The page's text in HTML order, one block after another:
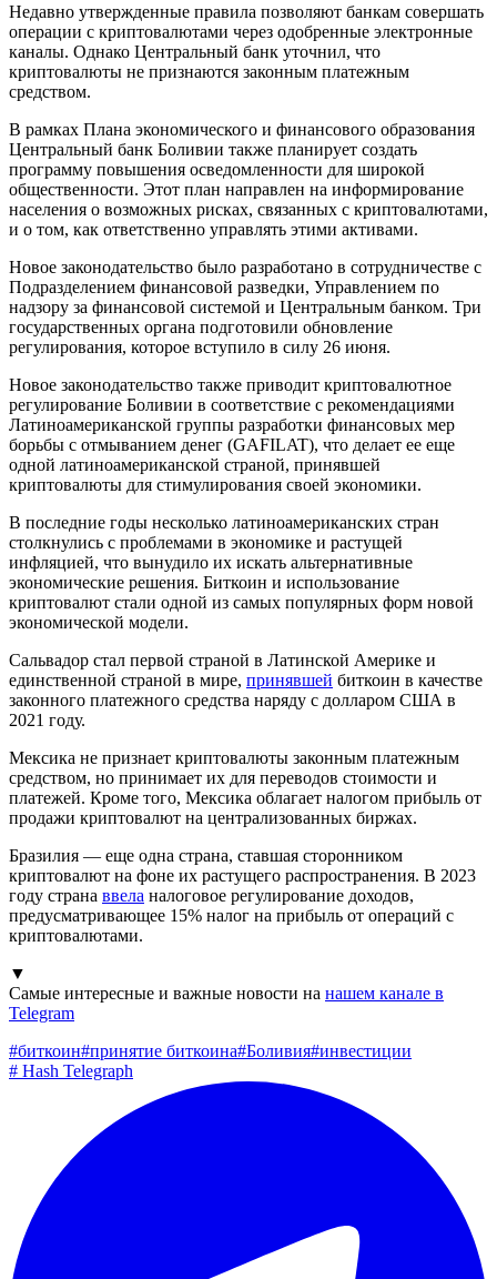
Недавно утвержденные правила позволяют банкам совершать
операции с криптовалютами через одобренные электронные
каналы. Однако Центральный банк уточнил, что
криптовалюты не признаются законным платежным
средством.
В рамках Плана экономического и финансового образования
Центральный банк Боливии также планирует создать
программу повышения осведомленности для широкой
общественности. Этот план направлен на информирование
населения о возможных рисках, связанных с криптовалютами,
и о том, как ответственно управлять этими активами.
Новое законодательство было разработано в сотрудничестве с
Подразделением финансовой разведки, Управлением по
надзору за финансовой системой и Центральным банком. Три
государственных органа подготовили обновление
регулирования, которое вступило в силу 26 июня.
Новое законодательство также приводит криптовалютное
регулирование Боливии в соответствие с рекомендациями
Латиноамериканской группы разработки финансовых мер
борьбы с отмыванием денег (GAFILAT), что делает ее еще
одной латиноамериканской страной, принявшей
криптовалюты для стимулирования своей экономики.
В последние годы несколько латиноамериканских стран
столкнулись с проблемами в экономике и растущей
инфляцией, что вынудило их искать альтернативные
экономические решения. Биткоин и использование
криптовалют стали одной из самых популярных форм новой
экономической модели.
Сальвадор стал первой страной в Латинской Америке и
единственной страной в мире, принявшей биткоин в качестве
законного платежного средства наряду с долларом США в
2021 году.
Мексика не признает криптовалюты законным платежным
средством, но принимает их для переводов стоимости и
платежей. Кроме того, Мексика облагает налогом прибыль от
продажи криптовалют на централизованных биржах.
Бразилия — еще одна страна, ставшая сторонником
криптовалют на фоне их растущего распространения. В 2023
году страна ввела налоговое регулирование доходов,
предусматривающее 15% налог на прибыль от операций с
криптовалютами.
▼
Самые интересные и важные новости на нашем канале в
Telegram
#биткоин#принятие биткоина#Боливия#инвестиции
# Hash Telegraph